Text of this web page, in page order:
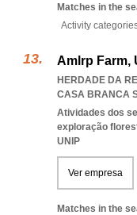
Matches in the
Activity
Amlrp Farm,
HERDADE DA
CASA BRANCA
Atividades dos
exploração
UNIP
Ver empresa
Matches in the